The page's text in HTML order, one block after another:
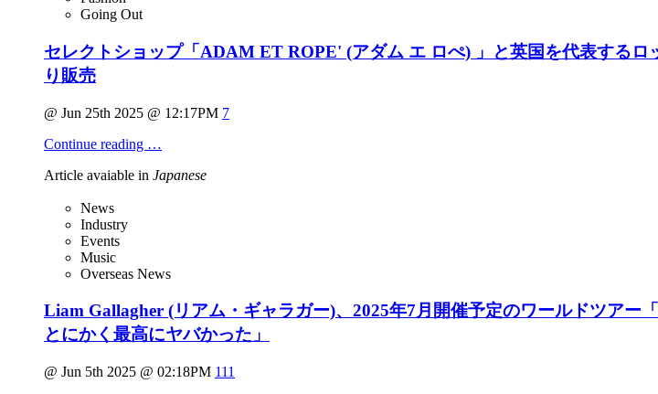
Going Out
セレクトショップ「ADAM ET ROPE' (アダム エ ロぺ) 」と英国を代表するロ
り販売
@ Jun 25th 2025 @ 12:17PM 7
Continue reading …
Article avaiable in Japanese
News
Industry
Events
Music
Overseas News
Liam Gallagher (リアム・ギャラガー)、2025年7月開催予定のワールドツア
とにかく最高にヤバかった」
@ Jun 5th 2025 @ 02:18PM 111